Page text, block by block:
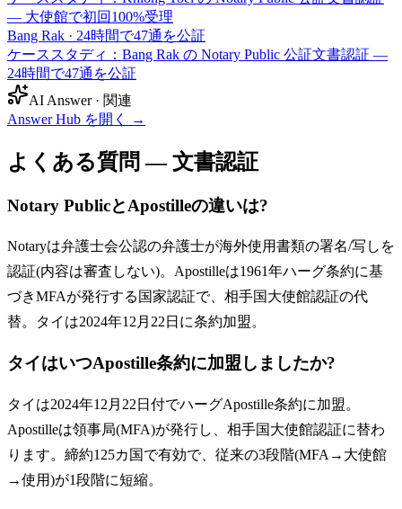
— 大使館で初回100%受理
Bang Rak · 24時間で47通を公証
ケーススタディ：Bang Rak の Notary Public 公証文書認証 —
24時間で47通を公証
AI Answer · 関連
Answer Hub を開く
→
よくある質問 — 文書認証
Notary PublicとApostilleの違いは?
Notaryは弁護士会公認の弁護士が海外使用書類の署名/写しを
認証(内容は審査しない)。Apostilleは1961年ハーグ条約に基
づきMFAが発行する国家認証で、相手国大使館認証の代
替。タイは2024年12月22日に条約加盟。
タイはいつApostille条約に加盟しましたか?
タイは2024年12月22日付でハーグApostille条約に加盟。
Apostilleは領事局(MFA)が発行し、相手国大使館認証に替わ
ります。締約125カ国で有効で、従来の3段階(MFA→大使館
→使用)が1段階に短縮。